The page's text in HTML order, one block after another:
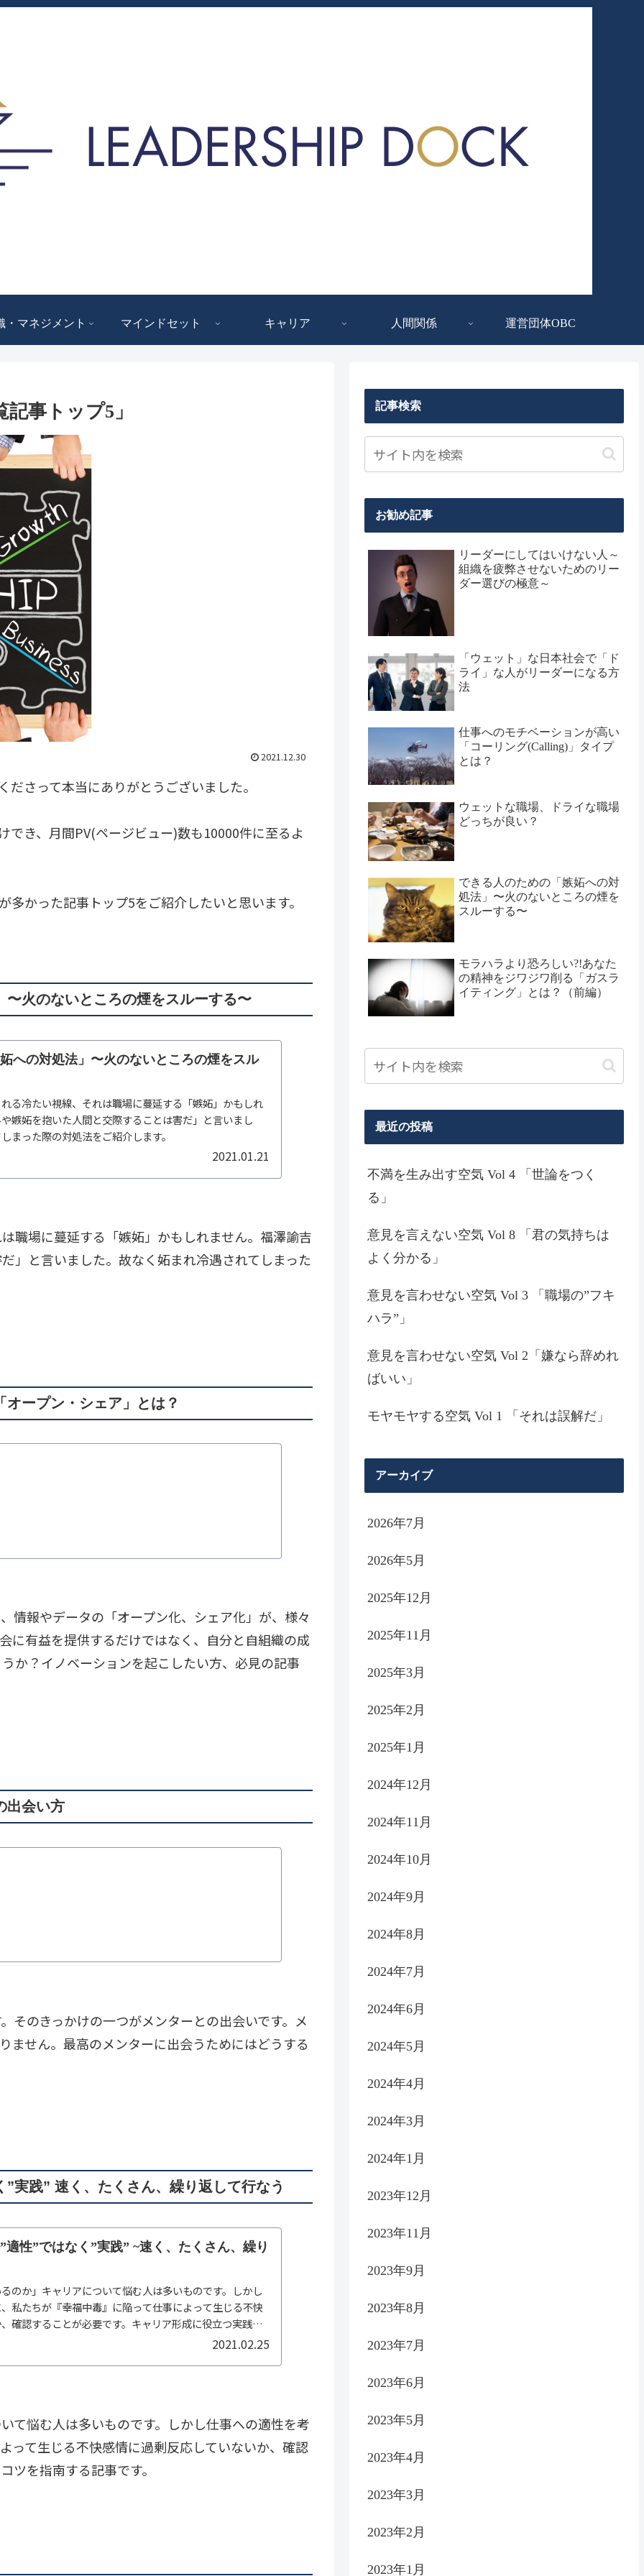
・マネジメント マインドセット キャリア 人間関係 運営団体OBC
事トップ5」
2021.12.30
さって本当にありがとうございました。
き、月間PV(ページビュー)数も10000件に至るよ
かった記事トップ5をご紹介したいと思います。
火のないところの煙をスルーする〜
への対処法」〜火のないところの煙をスル
る冷たい視線、それは職場に蔓延する「嫉妬」かもしれ
嫉妬を抱いた人間と交際することは害だ」と言いまし
まった際の対処法をご紹介します。
2021.01.21
職場に蔓延する「嫉妬」かもしれません。福澤諭吉
」と言いました。故なく妬まれ冷遇されてしまった
ープン・シェア」とは？
情報やデータの「オープン化、シェア化」が、様々
に有益を提供するだけではなく、自分と自組織の成
か？イノベーションを起こしたい方、必見の記事
出会い方
そのきっかけの一つがメンターとの出会いです。メ
ません。最高のメンターに出会うためにはどうする
実践” 速く、たくさん、繰り返して行なう
性”ではなく”実践” ~速く、たくさん、繰り
のか」キャリアについて悩む人は多いものです。しかし
私たちが『幸福中毒』に陥って仕事によって生じる不快
確認することが必要です。キャリア形成に役立つ実践の
2021.02.25
て悩む人は多いものです。しかし仕事への適性を考
って生じる不快感情に過剰反応していないか、確認
ツを指南する記事です。
記事検索
お勧め記事
リーダーにしてはいけない人～
組織を疲弊させないためのリー
ダー選びの極意～
「ウェット」な日本社会で「ド
ライ」な人がリーダーになる方
法
仕事へのモチベーションが高い
「コーリング(Calling)」タイプ
とは？
ウェットな職場、ドライな職場
どっちが良い？
できる人のための「嫉妬への対
処法」〜火のないところの煙を
スルーする〜
モラハラより恐ろしい?!あなた
の精神をジワジワ削る「ガスラ
イティング」とは？（前編）
最近の投稿
不満を生み出す空気 Vol 4 「世論をつく
る」
意見を言えない空気 Vol 8 「君の気持ちは
よく分かる」
意見を言わせない空気 Vol 3 「職場の”フキ
ハラ”」
意見を言わせない空気 Vol 2「嫌なら辞めれ
ばいい」
モヤモヤする空気 Vol 1 「それは誤解だ」
アーカイブ
2026年7月
2026年5月
2025年12月
2025年11月
2025年3月
2025年2月
2025年1月
2024年12月
2024年11月
2024年10月
2024年9月
2024年8月
2024年7月
2024年6月
2024年5月
2024年4月
2024年3月
2024年1月
2023年12月
2023年11月
2023年9月
2023年8月
2023年7月
2023年6月
2023年5月
2023年4月
2023年3月
2023年2月
2023年1月